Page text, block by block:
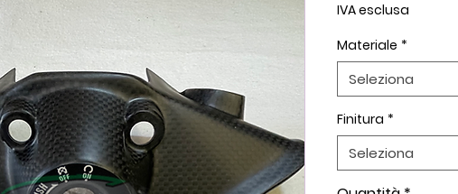
IVA esclusa
Materiale *
Seleziona
Finitura *
Seleziona